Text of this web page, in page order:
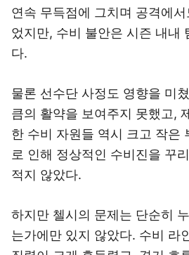
연속 무득점에 그치며 공격에
었지만, 수비 불안은 시즌 내내
다.
물론 선수단 사정도 영향을 미
큼의 활약을 보여주지 못했고,
한 수비 자원들 역시 크고 작은
로 인해 정상적인 수비진을 꾸
적지 않았다.
하지만 첼시의 문제는 단순히
는가에만 있지 않았다. 수비 라